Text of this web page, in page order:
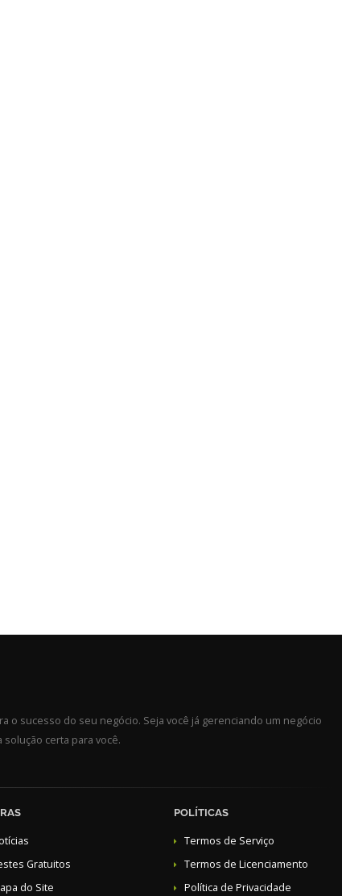
sucesso do seu negócio. Seja você já gerenciando um negócio
certa para você.
Gratuitos
do Site
POLÍTICAS
Termos de Serviço
Termos de Licenciamento
Política de Privacidade